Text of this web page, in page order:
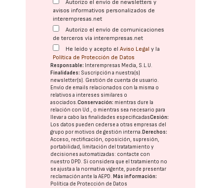
Autorizo el envío de newsletters y
avisos informativos personalizados de
interempresas.net
Autorizo el envío de comunicaciones
de terceros vía interempresas.net
He leído y acepto elAviso Legal y la
Política de Protección de Datos
Responsable: Interempresas Media, S.L.U.
Finalidades: Suscripción a nuestra(s)
newsletter(s). Gestión de cuenta de usuario.
Envío de emails relacionados con la misma o
relativos a intereses similares o
asociados.Conservación: mientras dure la
relación con Ud., o mientras sea necesario para
llevar a cabo las finalidades especificadasCesión:
Los datos pueden cederse a otras empresas del
grupo por motivos de gestión interna. Derechos:
Acceso, rectificación, oposición, supresión,
portabilidad, limitación del tratatamiento y
decisiones automatizadas: contacte con
nuestro DPD. Si considera que el tratamiento no
se ajusta a la normativa vigente, puede presentar
reclamación ante laAEPD. Más información:
Política de Protección de Datos